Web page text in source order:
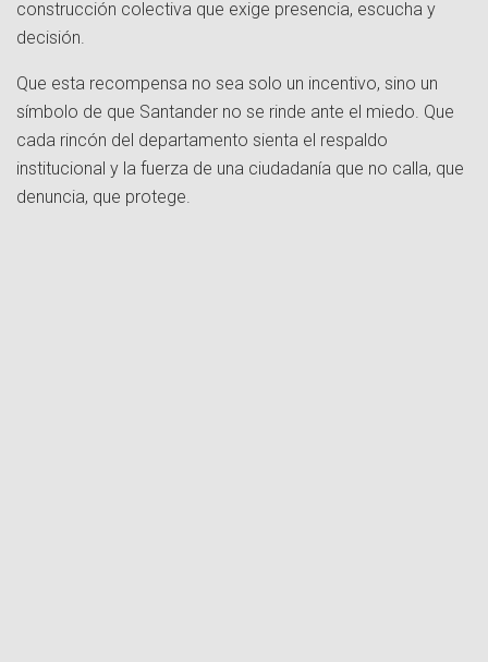
construcción colectiva que exige presencia, escucha y
decisión.
Que esta recompensa no sea solo un incentivo, sino un
símbolo de que Santander no se rinde ante el miedo. Que
cada rincón del departamento sienta el respaldo
institucional y la fuerza de una ciudadanía que no calla, que
denuncia, que protege.